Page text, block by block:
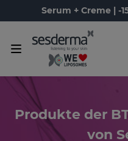
Serum + Creme | -
Produkte der
von